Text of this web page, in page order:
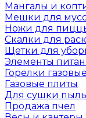
Мангалы и
Мешки для
Ножи для
Скалки для
Щетки для
Элементы
Горелки
Газовые плиты
Для сушки
Продажа пчел